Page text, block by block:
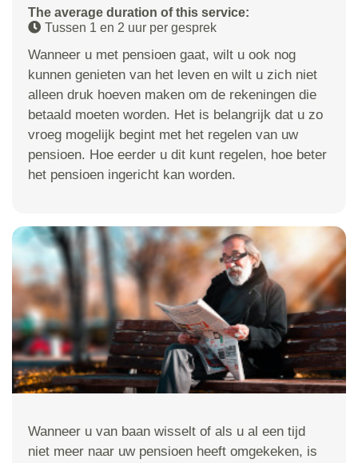
The average duration of this service:
Tussen 1 en 2 uur per gesprek
Wanneer u met pensioen gaat, wilt u ook nog
kunnen genieten van het leven en wilt u zich niet
alleen druk hoeven maken om de rekeningen die
betaald moeten worden. Het is belangrijk dat u zo
vroeg mogelijk begint met het regelen van uw
pensioen. Hoe eerder u dit kunt regelen, hoe beter
het pensioen ingericht kan worden.
Wanneer u van baan wisselt of als u al een tijd
niet meer naar uw pensioen heeft omgekeken, is